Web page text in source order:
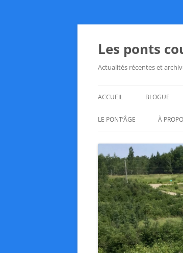
Aller
Les ponts
Actualités récentes et
ACCUEIL BLOGUE
LE PONT’ÂGE À